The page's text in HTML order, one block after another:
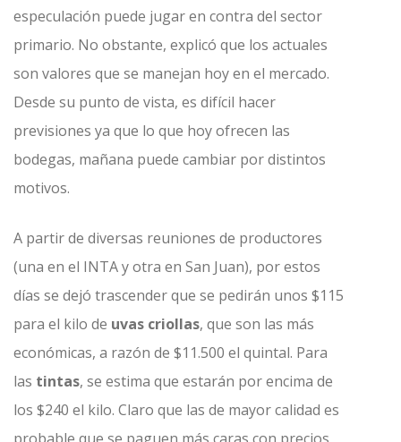
especulación puede jugar en contra del sector
primario. No obstante, explicó que los actuales
son valores que se manejan hoy en el mercado.
Desde su punto de vista, es difícil hacer
previsiones ya que lo que hoy ofrecen las
bodegas, mañana puede cambiar por distintos
motivos.
A partir de diversas reuniones de productores
(una en el INTA y otra en San Juan), por estos
días se dejó trascender que se pedirán unos $115
para el kilo de uvas criollas, que son las más
económicas, a razón de $11.500 el quintal. Para
las tintas, se estima que estarán por encima de
los $240 el kilo. Claro que las de mayor calidad es
probable que se paguen más caras con precios